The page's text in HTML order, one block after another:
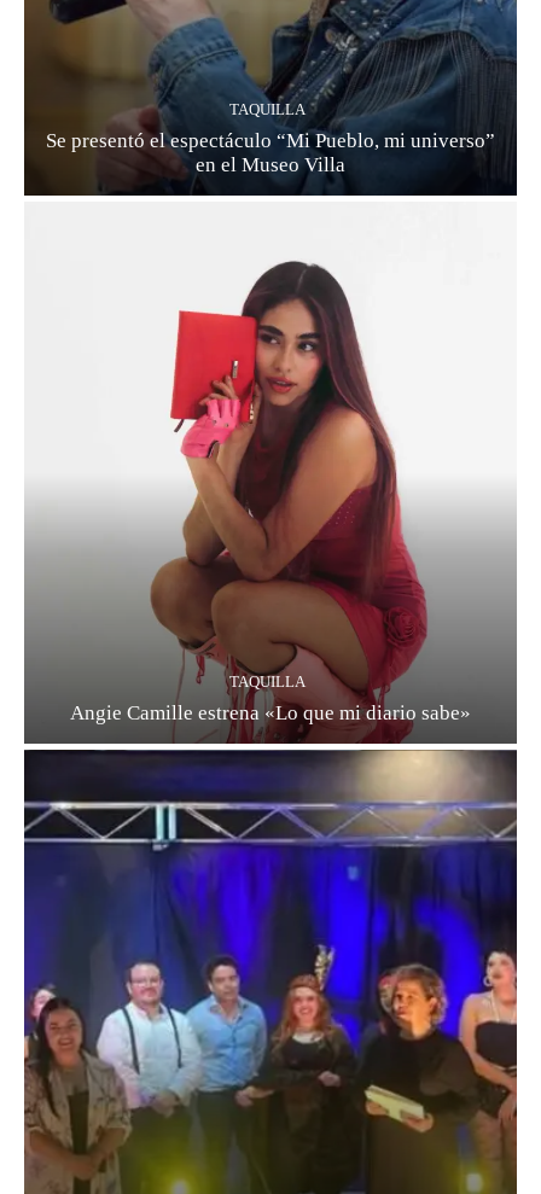
TAQUILLA
Se presentó el espectáculo “Mi Pueblo, mi universo”
en el Museo Villa
TAQUILLA
Angie Camille estrena «Lo que mi diario sabe»